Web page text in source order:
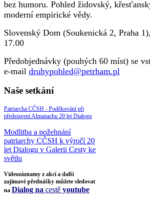
bez humoru. Pohled židovský,
moderní empirické vědy.
Slovenský Dom (Soukenická 2, Praha
17.00
Předobjednávky (pouhých 60 míst) se
e-mail druhypohled@petrham.pl
Naše setkání
Patriarcha CČSH - Poděkování při
představení Almanachu 20 let Dialogu
Modlitba a požehnání
patriarchy CČSH k výročí 20
let Dialogu v Galerii Cesty ke
světlu
Videozáznamy z akcí a další
zajímavé přednášky můžete sledovat
na Dialog na cestě youtube